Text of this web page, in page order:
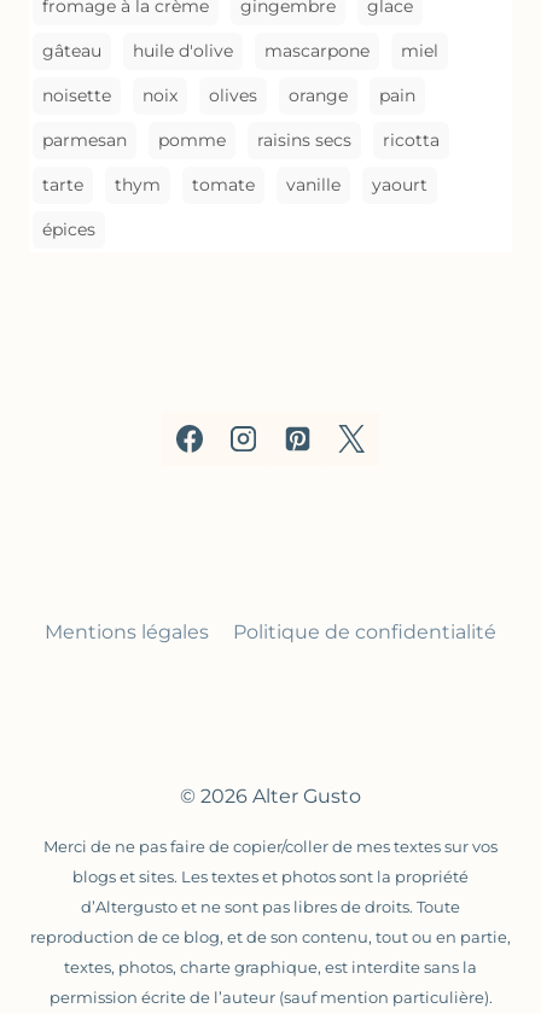
fromage à la crème gingembre glace
gâteau huile d'olive mascarpone miel
noisette noix olives orange pain
parmesan pomme raisins secs ricotta
tarte thym tomate vanille yaourt
épices
Mentions légales Politique de confidentialité
© 2026 Alter Gusto
Merci de ne pas faire de copier/coller de mes textes sur vos
blogs et sites. Les textes et photos sont la propriété
d’Altergusto et ne sont pas libres de droits. Toute
reproduction de ce blog, et de son contenu, tout ou en partie,
textes, photos, charte graphique, est interdite sans la
permission écrite de l’auteur (sauf mention particulière).